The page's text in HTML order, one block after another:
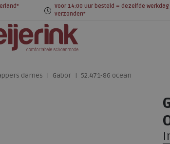
Voor 14:00 uur besteld = dezelfde werkdag
verzonden*
dames Gabor 52.471-86 ocean